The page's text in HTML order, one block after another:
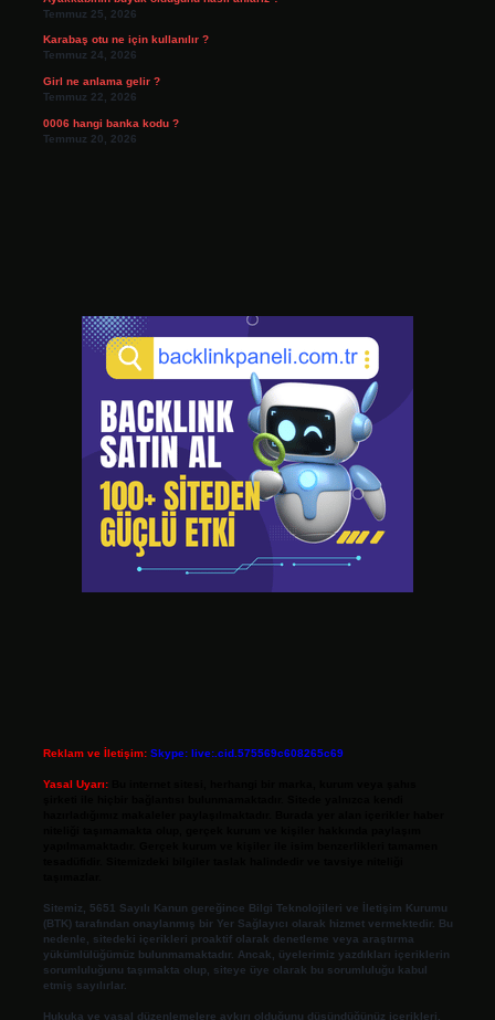
Temmuz 25, 2026
Karabaş otu ne için kullanılır ?
Temmuz 24, 2026
Girl ne anlama gelir ?
Temmuz 22, 2026
0006 hangi banka kodu ?
Temmuz 20, 2026
Reklam ve İletişim: Skype: live:.cid.575569c608265c69
Yasal Uyarı:
Sitemiz, 5651 Sayılı Kanun gereğince Bilgi Teknolojileri ve İletişim Kurumu
(BTK) tarafından onaylanmış bir Yer Sağlayıcı olarak hizmet vermektedir. Bu
nedenle, sitedeki içerikleri proaktif olarak denetleme veya araştırma
yükümlülüğümüz bulunmamaktadır. Ancak, üyelerimiz yazdıkları içeriklerin
sorumluluğunu taşımakta olup, siteye üye olarak bu sorumluluğu kabul
etmiş sayılırlar.
Hukuka ve yasal düzenlemelere aykırı olduğunu düşündüğünüz içerikleri,